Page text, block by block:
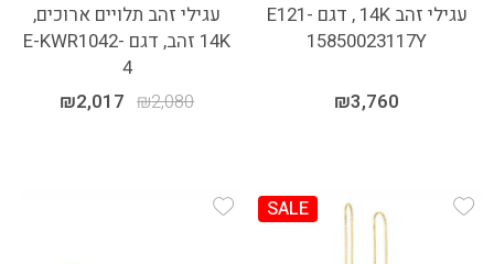
עגילי זהב 14K , דגם E121-
15850023117Y
₪3,760
עגילי זהב תלויים ארוכים,
14K זהב, דגם E-KWR1042-
4
₪2,080
₪2,017
Add Wishlist
SALE